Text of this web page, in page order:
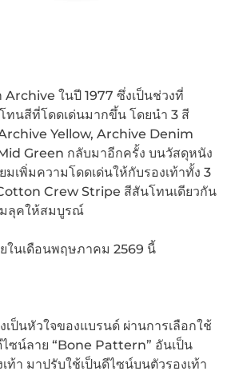
ในปี 1977 ซึ่งเป็นช่วงที่
ทนสีที่โดดเด่นมากขึ้น โดยนำ 3 สี
Yellow, Archive Denim
Green กลับมาอีกครั้ง บนวัสดุหนัง
เพิ่มความโดดเด่นให้กับรองเท้าทั้ง 3
Crew Stripe สีสันโทนเดียวกัน
มลุคให้สมบูรณ์
ในเดือนพฤษภาคม 2569 นี้
ป็นหัวใจของแบรนด์ ผ่านการเลือกใช้
ซน์ลาย “Bone Pattern” อันเป็น
ท้า มาปรับใช้เป็นดีไซน์บนตัวรองเท้า